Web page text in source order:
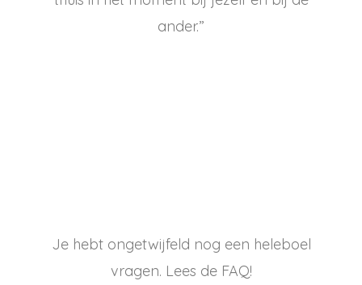
ander.”
Je hebt ongetwijfeld nog een heleboel
vragen. Lees de FAQ!